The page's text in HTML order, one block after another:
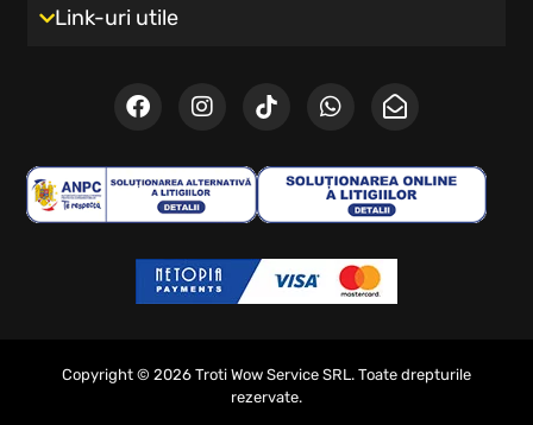
Link-uri utile
Copyright © 2026 Troti Wow Service SRL. Toate drepturile
rezervate.